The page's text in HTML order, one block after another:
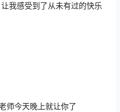
我感受到了从未有过的快乐
师今天晚上就让你了